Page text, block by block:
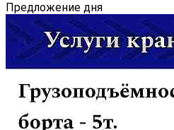
Предложение дня